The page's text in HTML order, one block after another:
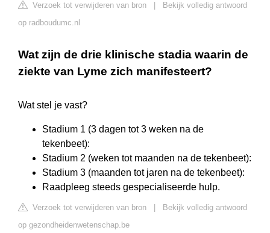
Verzoek tot verwijderen van bron
Bekijk volledig antwoord
op radboudumc.nl
Wat zijn de drie klinische stadia waarin de
ziekte van Lyme zich manifesteert?
Wat stel je vast?
Stadium 1 (3 dagen tot 3 weken na de
tekenbeet):
Stadium 2 (weken tot maanden na de tekenbeet):
Stadium 3 (maanden tot jaren na de tekenbeet):
Raadpleeg steeds gespecialiseerde hulp.
Verzoek tot verwijderen van bron
Bekijk volledig antwoord
op gezondheidenwetenschap.be